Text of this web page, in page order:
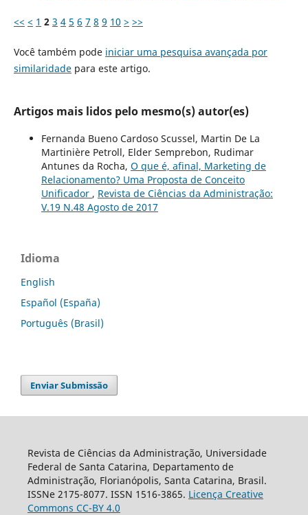
<< < 1 2 3 4 5 6 7 8 9 10 > >>
Você também pode iniciar uma pesquisa avançada por
similaridadepara este artigo.
Artigos mais lidos pelo mesmo(s) autor(es)
Fernanda Bueno Cardoso Scussel, Martin De La
Martinière Petroll, Elder Semprebon, Rudimar
Antunes da Rocha, O que é, afinal, Marketing de
Relacionamento? Uma Proposta de Conceito
Unificador , Revista de Ciências da Administração:
V.19 N.48 Agosto de 2017
Idioma
English
Español (España)
Português (Brasil)
Enviar Submissão
Revista de Ciências da Administração, Universidade
Federal de Santa Catarina, Departamento de
Administração, Florianópolis, Santa Catarina, Brasil.
ISSNe 2175-8077. ISSN 1516-3865. Licença Creative
Commons CC-BY 4.0